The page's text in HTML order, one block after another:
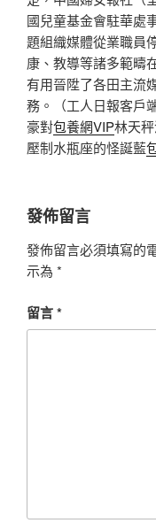
國兒童基金會駐華處
題組織媒體從業職員
康、教導等諸多範疇
有用晉陞了各田主流
務。（工人日報客戶
豪對包養網VIP林天
壓制水瓶座的怪誕藍
發佈留言
發佈留言必須填寫的
示為 *
留言*